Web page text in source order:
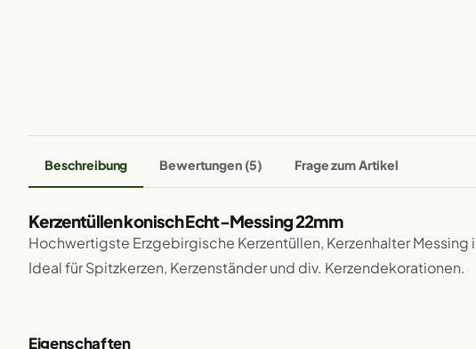
Beschreibung Bewertungen (5) Frage zum Artikel
Kerzentüllen konisch Echt-Messing 22mm
Hochwertigste Erzgebirgische Kerzentüllen, Kerzenhalter Messing
Ideal für Spitzkerzen, Kerzenständer und div. Kerzendekorationen.
Eigenschaften